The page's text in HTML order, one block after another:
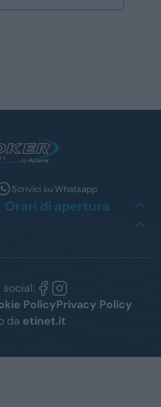
Scrivici su Whatsapp
Orari di apertura
social:
PolicyPrivacy Policy
da etinet.it